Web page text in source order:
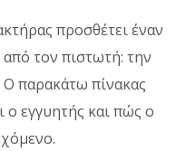
προσθέτει έναν
τον πιστωτή: την
παρακάτω πίνακας
ο εγγυητής και πώς ο